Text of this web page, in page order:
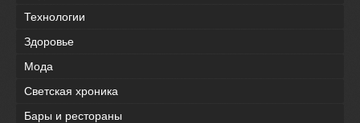
Технологии
Здоровье
Мода
Светская хроника
Бары и рестораны